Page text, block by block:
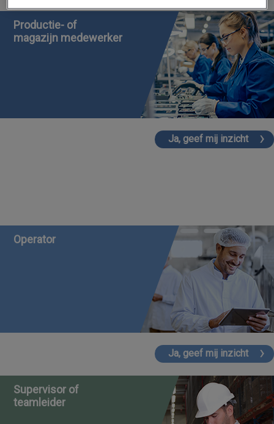
Productie- of
magazijn medewerker
Ja, geef mij inzicht
Operator
Ja, geef mij inzicht
Supervisor of
teamleider